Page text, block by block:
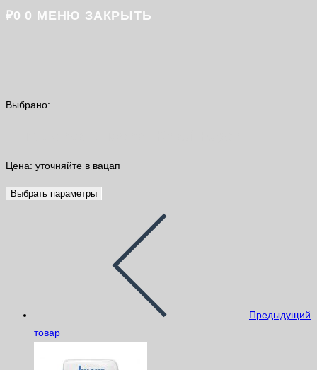
₽0 0 МЕНЮ ЗАКРЫТЬ
Выбрано:
Цена: уточняйте в вацап
Выбрать параметры
Предыдущий
товар